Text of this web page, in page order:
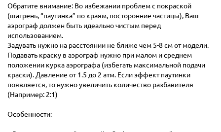
Обратите внимание: Во избежании проблем с покраской
(шагрень, “паутинка” по краям, посторонние частицы), Ваш
аэрограф должен быть идеально чистым перед
использованием.
Задувать нужно на расстоянии не ближе чем 5-8 см от модели.
Подавать краску в аэрограф нужно при малом и среднем
положении курка аэрографа (избегать максимальной подачи
краски). Давление от 1.5 до 2 атм. Если эффект паутинки
появляется, то нужно увеличить количество разбавителя
(Например: 2:1)
Особенности: